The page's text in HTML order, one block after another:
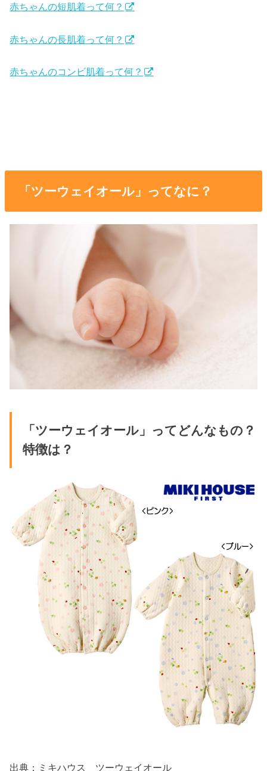
赤ちゃんの短肌着って何？
赤ちゃんの長肌着って何？
赤ちゃんのコンビ肌着って何？
「ツーウェイオール」ってなに？
「ツーウェイオール」ってどんなもの？
特徴は？
出典：ミキハウス ツーウェイオール